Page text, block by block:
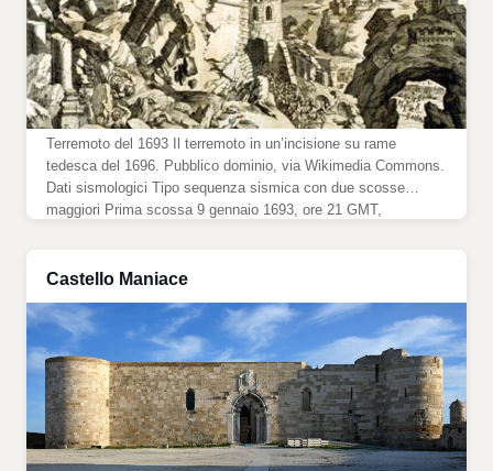
Terremoto del 1693 Il terremoto in un’incisione su rame
tedesca del 1696. Pubblico dominio, via Wikimedia Commons.
Dati sismologici Tipo sequenza sismica con due scosse
maggiori Prima scossa 9 gennaio 1693, ore 21 GMT,
grado della scala Mercalli […]
Castello Maniace